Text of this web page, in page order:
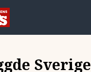
Sverige